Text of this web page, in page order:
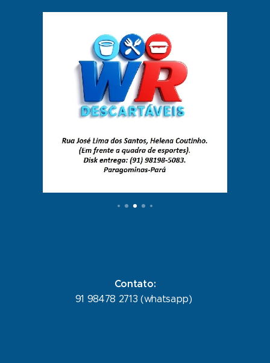
Contato:
91 98478 2713 (whatsapp)